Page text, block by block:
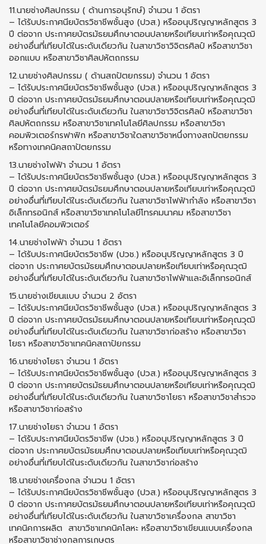
11.นายช่างศิลปกรรม ( ด้านการอนุรักษ์) จำนวน 1 อัตรา
– ได้รับประกาศนียบัตรวิชาชีพชั้นสูง (ปวส.) หรืออนุปริญญาหลักสูตร 3
ปี ต่อจาก ประกาศยบัตรมัธยมศึกษาตอนปลายหรือเทียบเท่าหรือคุณวุฒิ
อย่างอื่นที่เทียบได้ในระดับเดียวกัน ในสาขาวิชาวิจิตรศิลป์ หรือสาขาวิชา
ออกแบบ หรือสาขาวิชาศิลปหัตถกรรม
12.นายช่างศิลปกรรม ( ด้านสถปัตยกรรม) จำนวน 1 อัตรา
– ได้รับประกาศนียบัตรวิชาชีพชั้นสูง (ปวส.) หรืออนุปริญญาหลักสูตร 3
ปี ต่อจาก ประกาศยบัตรมัธยมศึกษาตอนปลายหรือเทียบเท่าหรือคุณวุฒิ
อย่างอื่นที่เทียบได้ในระดับเดียวกัน ในสาขาวิชาวิจิตรศิลป์ หรือสาขาวิชา
ศิลปหัตถกรรม หรือสาขาวิชาเทคโนโลยีศิลปกรรม หรือสาขาวิชา
คอมพิวเตอร์กรฟาฟิก หรือสาขาวิชาใดสาขาวิชาหนึ่งทางสถปัตยกรรม
หรือทางเทคนิคสถาปัตยกรรม
13.นายช่างไฟฟ้า จำนวน 1 อัตรา
– ได้รับประกาศนียบัตรวิชาชีพชั้นสูง (ปวส.) หรืออนุปริญญาหลักสูตร 3
ปี ต่อจาก ประกาศยบัตรมัธยมศึกษาตอนปลายหรือเทียบเท่าหรือคุณวุฒิ
อย่างอื่นที่เทียบได้ในระดับเดียวกัน ในสาขาวิชาไฟฟ้ากำลัง หรือสาขาวิชา
อิเล็กทรอนิกส์ หรือสาขาวิชาเทคโนโลยีโทรคมนาคม หรือสาขาวิชา
เทคโนโลยีคอมพิวเตอร์
14.นายช่างไฟฟ้า จำนวน 1 อัตรา
– ได้รับประกาศนียบัตรวิชาชีพ (ปวช.) หรืออนุปริญญาหลักสูตร 3 ปี
ต่อจาก ประกาศยบัตรมัธยมศึกษาตอนปลายหรือเทียบเท่าหรือคุณวุฒิ
อย่างอื่นที่เทียบได้ในระดับเดียวกัน ในสาขาวิชาไฟฟ้าและอิเล็กทรอนิกส์
15.นายช่างเขียนแบบ จำนวน 2 อัตรา
– ได้รับประกาศนียบัตรวิชาชีพชั้นสูง (ปวส.) หรืออนุปริญญาหลักสูตร 3
ปี ต่อจาก ประกาศยบัตรมัธยมศึกษาตอนปลายหรือเทียบเท่าหรือคุณวุฒิ
อย่างอื่นที่เทียบได้ในระดับเดียวกัน ในสาขาวิชาก่อสร้าง หรือสาขาวิชา
โยธา หรือสาขาวิชาเทคนิคสถาปัยกรรม
16.นายช่างโยธา จำนวน 1 อัตรา
– ได้รับประกาศนียบัตรวิชาชีพชั้นสูง (ปวส.) หรืออนุปริญญาหลักสูตร 3
ปี ต่อจาก ประกาศยบัตรมัธยมศึกษาตอนปลายหรือเทียบเท่าหรือคุณวุฒิ
อย่างอื่นที่เทียบได้ในระดับเดียวกัน ในสาขาวิชาโยธา หรือสาขาวิชาสำรวจ
หรือสาขาวิชาก่อสร้าง
17.นายช่างโยธา จำนวน 1 อัตรา
– ได้รับประกาศนียบัตรวิชาชีพ (ปวช.) หรืออนุปริญญาหลักสูตร 3 ปี
ต่อจาก ประกาศยบัตรมัธยมศึกษาตอนปลายหรือเทียบเท่าหรือคุณวุฒิ
อย่างอื่นที่เทียบได้ในระดับเดียวกัน ในสาขาวิชาก่อสร้าง
18.นายช่างเครื่องกล จำนวน 1 อัตรา
– ได้รับประกาศนียบัตรวิชาชีพชั้นสูง (ปวส.) หรืออนุปริญญาหลักสูตร 3
ปี ต่อจาก ประกาศยบัตรมัธยมศึกษาตอนปลายหรือเทียบเท่าหรือคุณวุฒิ
อย่างอื่นที่เทียบได้ในระดับเดียวกัน ในสาขาวิชาเครื่องกล สาขาวิชา
เทคนิคการผลิต สาขาวิชาเทคนิคโลหะ หรือสาขาวิชาเขียนแบบเครื่องกล
หรือสาขาวิชาช่างกลการเกษตร